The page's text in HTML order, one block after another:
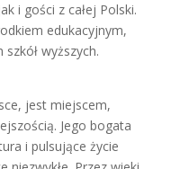
i gości z całej Polski.
edukacyjnym,
wyższych.
jest miejscem,
Jego bogata
i pulsujące życie